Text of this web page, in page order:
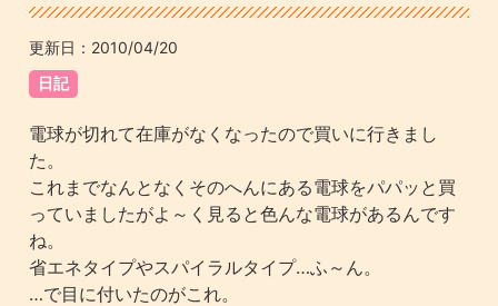
更新日： 2010/04/20
日記
電球が切れて在庫がなくなったので買いに行きまし
た。
これまでなんとなくそのへんにある電球をパパッと買
っていましたがよ～く見ると色んな電球があるんです
ね。
省エネタイプやスパイラルタイプ…ふ～ん。
…で目に付いたのがこれ。